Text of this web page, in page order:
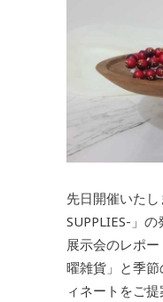
先日開催いた
SUPPLIES-」
展示会のレポ
曜雑貨」と季
ィネートをご